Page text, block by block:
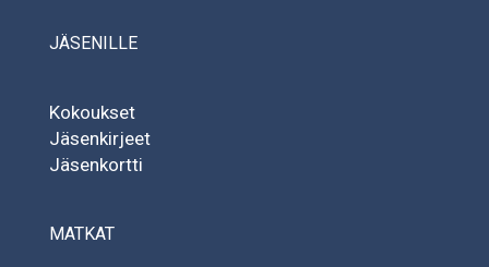
JÄSENILLE
Kokoukset
Jäsenkirjeet
Jäsenkortti
MATKAT